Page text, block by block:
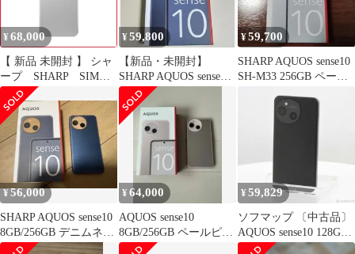
¥ 68,000
【 新品 未開封 】 シャ
ープ SHARP SIMフ
リースマートフォン
AQUOS sense10
8GB/256GB Snapdragon
7s Gen 3 ライトシルバ
ー SHM33BS 未使用
送料無料
¥59,800
【新品・未開封】
SHARP AQUOS sense10
SIMフリー 256GB
¥59,700
SHARP AQUOS sense10
SH-M33 256GB ペール
¥56,000
SHARP AQUOS sense10
8GB/256GB デニムネイ
ビー 本体
¥64,000
AQUOS sense10
8GB/256GB ペールピン
ク フィルムカバー付
¥59,829
ソフマップ 〔中古品〕
AQUOS sense10 128GB
フルブラック A505SH